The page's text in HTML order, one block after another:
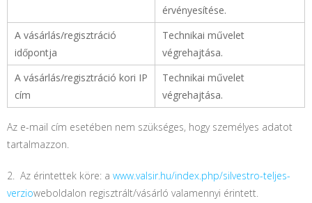
érvényesítése.
A vásárlás/regisztráció
időpontja
Technikai művelet
végrehajtása.
A vásárlás/regisztráció kori IP
cím
Technikai művelet
végrehajtása.
Az e-mail cím esetében nem szükséges, hogy személyes adatot
tartalmazzon.
2. Az érintettek köre: a www.valsir.hu/index.php/silvestro-teljes-
verzioweboldalon regisztrált/vásárló valamennyi érintett.